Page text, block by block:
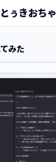
ぅきおち
みた